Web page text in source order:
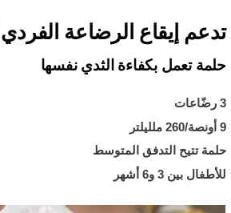
تدعم إيقاع الرضاعة
حلمة تعمل بكفاءة الثدي نفسها
3 رضّاعات
9 أونصة/260 ملليلتر
حلمة تتيح التدفق المتوسط
للأطفال بين 3 و6 أشهر